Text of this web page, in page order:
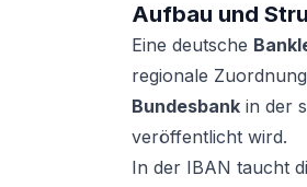
Aufbau und
Eine deutsche
regionale
Bundesbank in der
veröffentlicht wird.
In der IBAN taucht